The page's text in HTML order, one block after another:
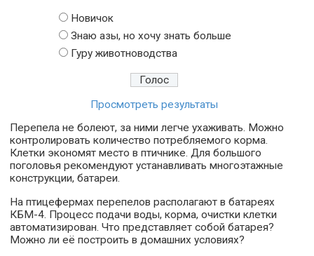
Новичок
Знаю азы, но хочу знать больше
Гуру животноводства
Просмотреть результаты
Перепела не болеют, за ними легче ухаживать. Можно
контролировать количество потребляемого корма.
Клетки экономят место в птичнике. Для большого
поголовья рекомендуют устанавливать многоэтажные
конструкции, батареи.
На птицефермах перепелов располагают в батареях
КБМ-4. Процесс подачи воды, корма, очистки клетки
автоматизирован. Что представляет собой батарея?
Можно ли её построить в домашних условиях?